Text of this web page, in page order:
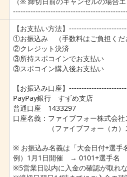
【お支払い方法】
①お振込み （手数料はご負担くだ
②クレジット決済
③所持スポコインでお支払い
③スポコイン購入後お支払い
【お振込み口座】
PayPay銀行 すずめ支店
普通口座 1433297
口座名義：ファイブフォー株式会
（ファイブフォー（カ）ス
※ お振込み名義は「大会日付+選手
例）1月1日開催 → 0101+選手名
※5営業日以内に入金の確認が取れ